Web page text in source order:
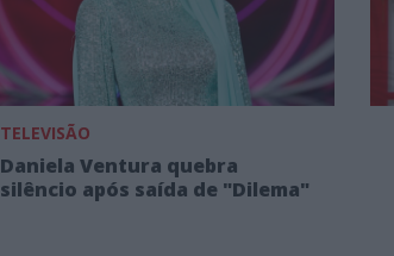
TELEVISÃO
Daniela Ventura quebra
silêncio após saída de "Dilema"